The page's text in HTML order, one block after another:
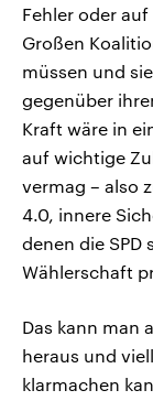
Fehler oder
Großen
müssen und
gegenüber
Kraft wäre in
auf wichtige
vermag – also
4.0, innere
denen die
Wählerschaft
Das kann man
heraus und
klarmachen